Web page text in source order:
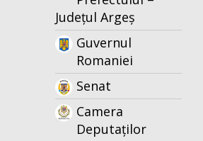
Județul Argeș
Guvernul
Romaniei
Senat
Camera
Deputaților